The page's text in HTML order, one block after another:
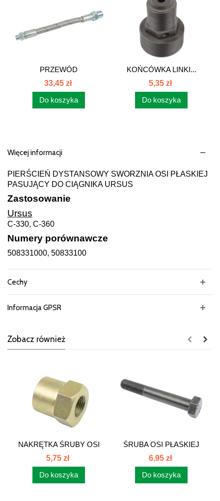
PRZEWÓD
ELASTYCZNY...
33,45 zł
Do koszyka
KOŃCÓWKA LINKI...
5,35 zł
Do koszyka
Więcej informacji
PIERŚCIEŃ DYSTANSOWY SWORZNIA OSI PŁASKIEJ
PASUJĄCY DO CIĄGNIKA URSUS
Zastosowanie
Ursus
C-330, C-360
Numery porównawcze
508331000, 50833100
Cechy
Informacja GPSR
Zobacz również
NAKRĘTKA ŚRUBY OSI
PŁASKIEJ...
5,75 zł
Do koszyka
ŚRUBA OSI PŁASKIEJ
M16x1.5x110...
6,95 zł
Do koszyka